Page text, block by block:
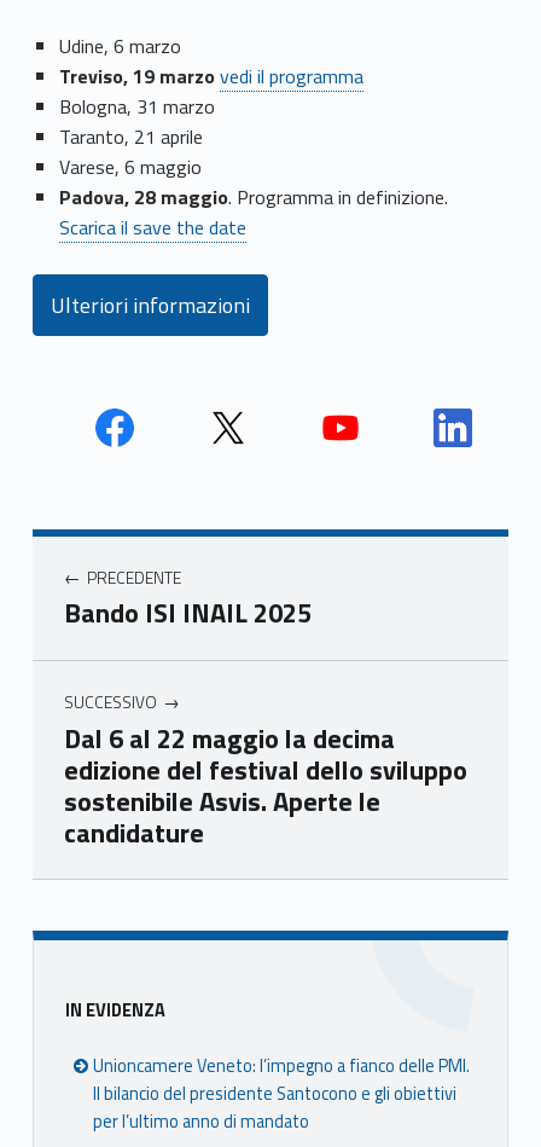
Udine, 6 marzo
Treviso, 19 marzovedi il programma
Bologna, 31 marzo
Taranto, 21 aprile
Varese, 6 maggio
Padova, 28 maggio. Programma in definizione.
Scarica il save the date
Ulteriori informazioni
Unio
mer
e
Unio
e
Unio
Unio
Navigazione articoli
PRECEDENTE
Bando ISI INAIL 2025
SUCCESSIVO
Dal 6 al 22 maggio la decima
edizione del festival dello sviluppo
sostenibile Asvis. Aperte le
candidature
Skip back to main navigation
Sidebar
IN EVIDENZA
Unioncamere Veneto: l’impegno a fianco delle PMI.
Il bilancio del presidente Santocono e gli obiettivi
per l’ultimo anno di mandato